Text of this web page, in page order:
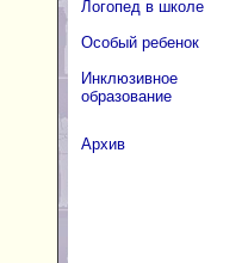
Логопед в школе
Особый ребенок
Инклюзивное
образование
Архив